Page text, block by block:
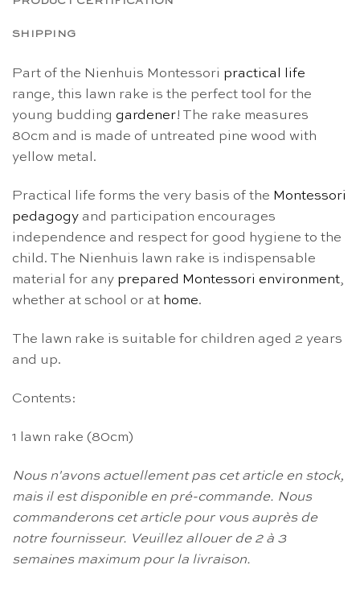
SHIPPING
Part of the Nienhuis Montessori practical life
range, this lawn rake is the perfect tool for the
young budding gardener! The rake measures
80cm and is made of untreated pine wood with
yellow metal.
Practical life forms the very basis of the Montessori
pedagogy and participation encourages
independence and respect for good hygiene to the
child. The Nienhuis lawn rake is indispensable
material for any prepared Montessori environment,
whether at school or at home.
The lawn rake is suitable for children aged 2 years
and up.
Contents:
1 lawn rake (80cm)
Nous n'avons actuellement pas cet article en stock,
mais il est disponible en pré-commande. Nous
commanderons cet article pour vous auprès de
notre fournisseur. Veuillez allouer de 2 à 3
semaines maximum pour la livraison.